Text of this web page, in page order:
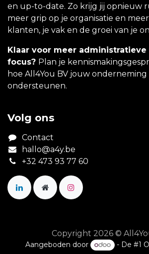
en up-to-date. Zo krijg jij opnieuw
meer grip op je organisatie en
klanten, je vak en de groei van je
Klaar voor meer administratieve
focus? Plan je
hoe All4You BV jouw
ondersteunen.
Volg ons
Contact
hallo@a4y.be
+32 473 93 77 60
Copyright 2026 ©
Aangeboden door - De #1